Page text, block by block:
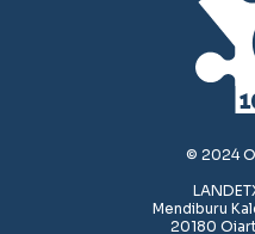
© 2024
Mendiburu
20180